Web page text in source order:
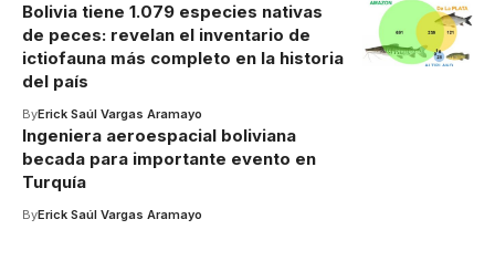
Bolivia tiene 1.079 especies nativas
de peces: revelan el inventario de
ictiofauna más completo en la historia
del país
ByErick Saúl Vargas Aramayo
Ingeniera aeroespacial boliviana
becada para importante evento en
Turquía
ByErick Saúl Vargas Aramayo